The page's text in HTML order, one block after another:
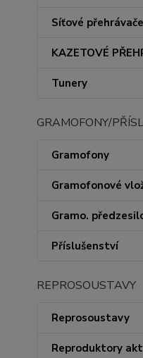
Síťové přehrávače
KAZETOVÉ
Tunery
GRAMOFONY/
Gramofony
Gramofonové
Gramo.
Příslušenství
REPROSOUSTAVY
Reprosoustavy
Reproduktory